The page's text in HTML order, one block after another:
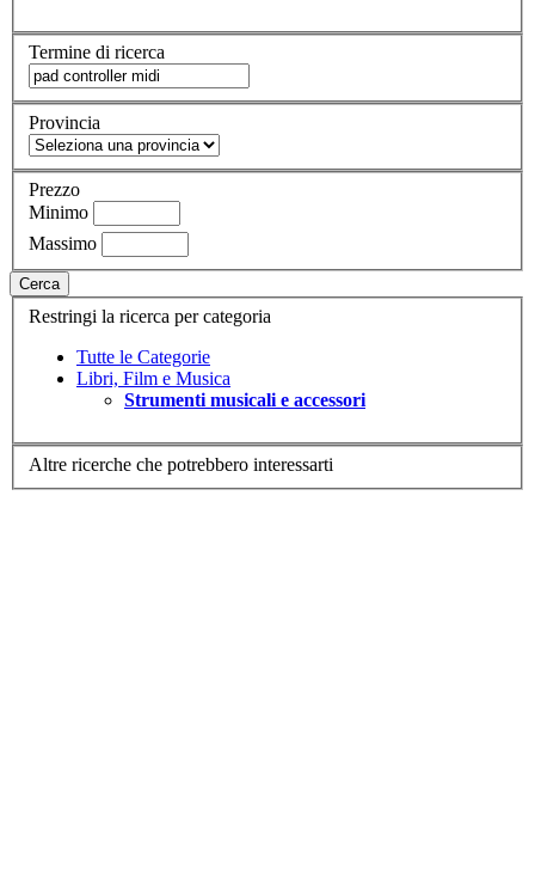
Termine di ricerca
Provincia
Prezzo
Minimo
Massimo
Cerca
Restringi la ricerca per categoria
Tutte le Categorie
Libri, Film e Musica
Strumenti musicali e accessori
Altre ricerche che potrebbero interessarti